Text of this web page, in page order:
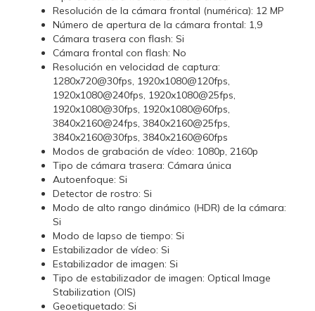
Resolución de la cámara frontal (numérica): 12 MP
Número de apertura de la cámara frontal: 1,9
Cámara trasera con flash: Si
Cámara frontal con flash: No
Resolución en velocidad de captura:
1280x720@30fps, 1920x1080@120fps,
1920x1080@240fps, 1920x1080@25fps,
1920x1080@30fps, 1920x1080@60fps,
3840x2160@24fps, 3840x2160@25fps,
3840x2160@30fps, 3840x2160@60fps
Modos de grabación de vídeo: 1080p, 2160p
Tipo de cámara trasera: Cámara única
Autoenfoque: Si
Detector de rostro: Si
Modo de alto rango dinámico (HDR) de la cámara:
Si
Modo de lapso de tiempo: Si
Estabilizador de vídeo: Si
Estabilizador de imagen: Si
Tipo de estabilizador de imagen: Optical Image
Stabilization (OIS)
Geoetiquetado: Si